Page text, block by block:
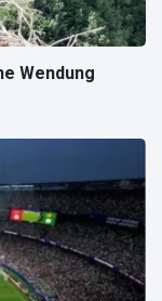
Wendung